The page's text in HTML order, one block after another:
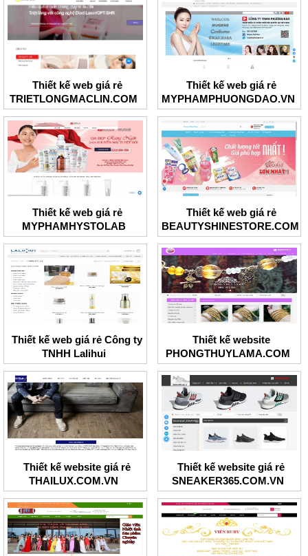
Thiết kế web giá rẻ
TRIETLONGMACLIN.COM
Thiết kế web giá rẻ
MYPHAMPHUONGDAO.VN
Thiết kế web giá rẻ
MYPHAMHYSTOLAB
Thiết kế web giá rẻ
BEAUTYSHINESTORE.COM
Thiết kế web giá rẻ Công ty
TNHH Lalihui
Thiết kế website
PHONGTHUYLAMA.COM
Thiết kế website giá rẻ
THAILUX.COM.VN
Thiết kế website giá rẻ
SNEAKER365.COM.VN